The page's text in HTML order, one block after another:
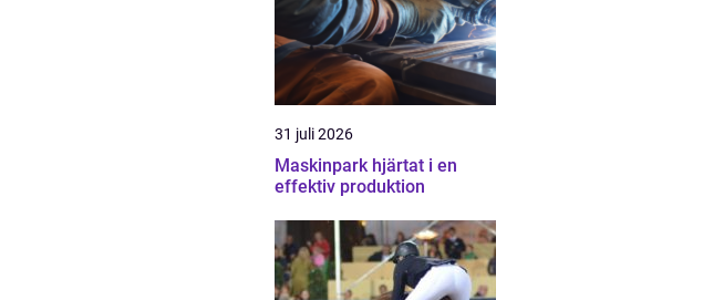
31 juli 2026
Maskinpark hjärtat i en
effektiv produktion